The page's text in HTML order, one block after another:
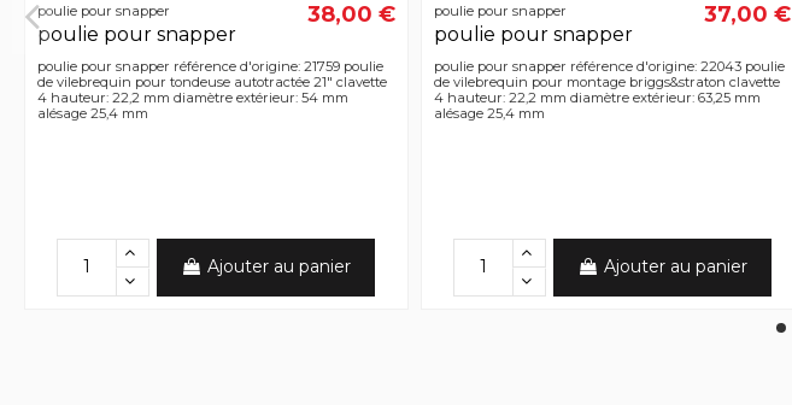
poulie pour snapper
poulie pour snapper
38,00 €
poulie pour snapper référence d'origine: 21759 poulie
de vilebrequin pour tondeuse autotractée 21" clavette
4 hauteur: 22,2 mm diamètre extérieur: 54 mm
alésage 25,4 mm
Ajouter au panier
poulie pour snapper
poulie pour snapper
37,00 €
poulie pour snapper référence d'origine: 22043 poulie
de vilebrequin pour montage briggs&straton clavette
4 hauteur: 22,2 mm diamètre extérieur: 63,25 mm
alésage 25,4 mm
Ajouter au panier